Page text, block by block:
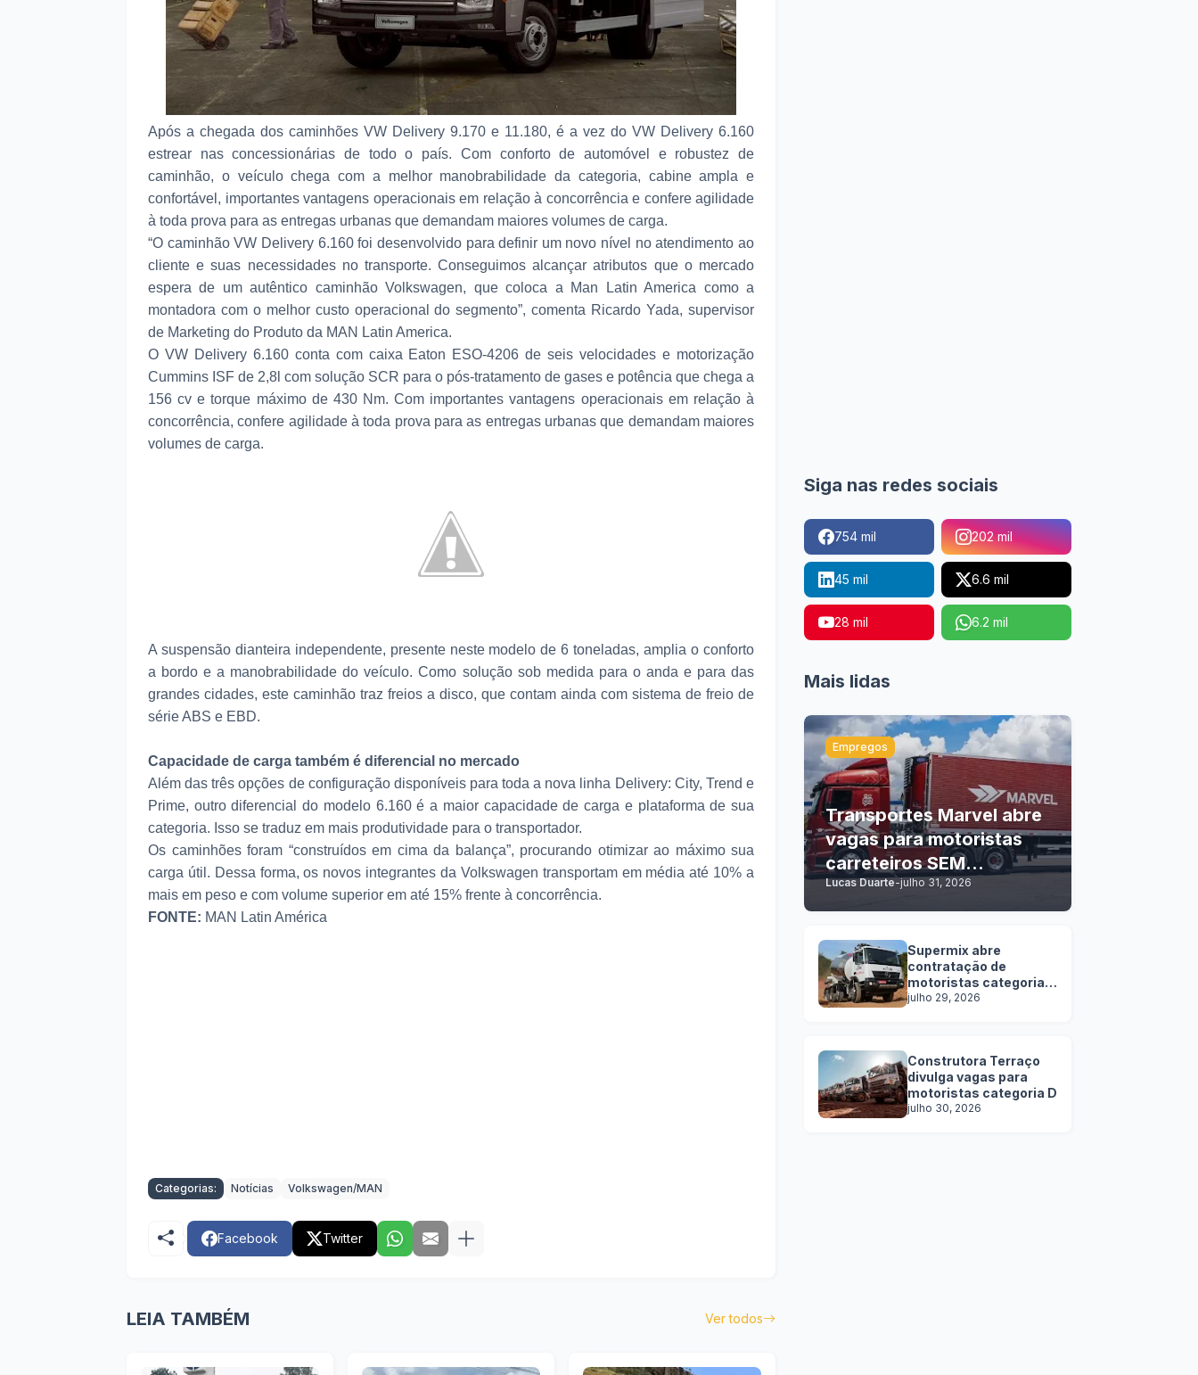
Após a chegada dos caminhões VW Delivery 9.170 e 11.180, é a vez do VW Delivery 6.160
estrear nas concessionárias de todo o país. Com conforto de automóvel e robustez de
caminhão, o veículo chega com a melhor manobrabilidade da categoria, cabine ampla e
confortável, importantes vantagens operacionais em relação à concorrência e confere agilidade
à toda prova para as entregas urbanas que demandam maiores volumes de carga.
“O caminhão VW Delivery 6.160 foi desenvolvido para definir um novo nível no atendimento ao
cliente e suas necessidades no transporte. Conseguimos alcançar atributos que o mercado
espera de um autêntico caminhão Volkswagen, que coloca a Man Latin America como a
montadora com o melhor custo operacional do segmento”, comenta Ricardo Yada, supervisor
de Marketing do Produto da MAN Latin America.
O VW Delivery 6.160 conta com caixa Eaton ESO-4206 de seis velocidades e motorização
Cummins ISF de 2,8l com solução SCR para o pós-tratamento de gases e potência que chega a
156 cv e torque máximo de 430 Nm. Com importantes vantagens operacionais em relação à
concorrência, confere agilidade à toda prova para as entregas urbanas que demandam maiores
volumes de carga.
A suspensão dianteira independente, presente neste modelo de 6 toneladas, amplia o conforto
a bordo e a manobrabilidade do veículo. Como solução sob medida para o anda e para das
grandes cidades, este caminhão traz freios a disco, que contam ainda com sistema de freio de
série ABS e EBD.
Capacidade de carga também é diferencial no mercado
Além das três opções de configuração disponíveis para toda a nova linha Delivery: City, Trend e
Prime, outro diferencial do modelo 6.160 é a maior capacidade de carga e plataforma de sua
categoria. Isso se traduz em mais produtividade para o transportador.
Os caminhões foram “construídos em cima da balança”, procurando otimizar ao máximo sua
carga útil. Dessa forma, os novos integrantes da Volkswagen transportam em média até 10% a
mais em peso e com volume superior em até 15% frente à concorrência.
FONTE: MAN Latin América
Categorias: Notícias Volkswagen/MAN
Facebook Twitter
LEIA TAMBÉM Ver todos
Siga nas redes sociais
754 mil 202 mil
45 mil 6.6 mil
28 mil 6.2 mil
Mais lidas
Empregos
Transportes Marvel abre
vagas para motoristas
carreteiros SEM
EXPERIÊNCIA
Lucas Duarte-julho 31, 2026
Supermix abre
contratação de
motoristas categoria
C, D e E
julho 29, 2026
Construtora Terraço
divulga vagas para
motoristas categoria D
julho 30, 2026